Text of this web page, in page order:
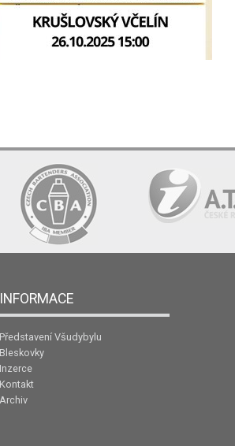
INFORMACE
Představení Všudybylu
Bleskovky
Inzerce
Kontakt
Archiv